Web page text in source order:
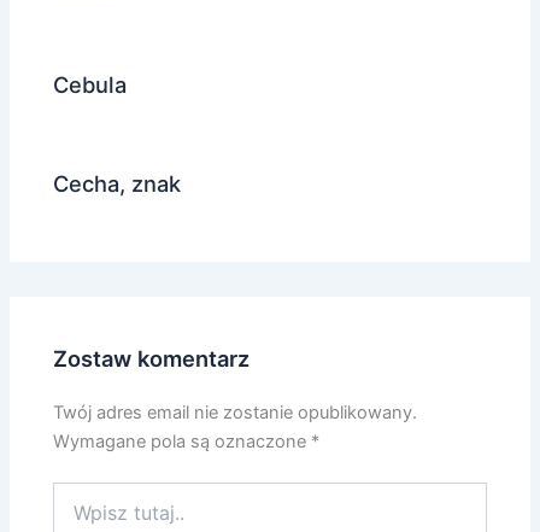
Cebula
Cecha, znak
Zostaw komentarz
Twój adres email nie zostanie opublikowany.
Wymagane pola są oznaczone *
tutaj..